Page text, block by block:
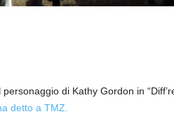
di Kathy Gordon in
detto a TMZ.